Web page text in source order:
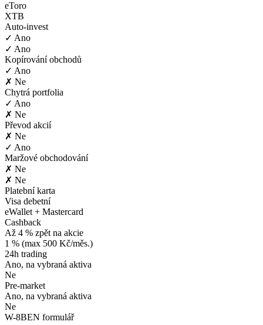
eToro
XTB
Auto-invest
✓ Ano
✓ Ano
Kopírování obchodů
✓ Ano
✗ Ne
Chytrá portfolia
✓ Ano
✗ Ne
Převod akcií
✗ Ne
✓ Ano
Maržové obchodování
✗ Ne
✗ Ne
Platební karta
Visa debetní
eWallet + Mastercard
Cashback
Až 4 % zpět na akcie
1 % (max 500 Kč/měs.)
24h trading
Ano, na vybraná aktiva
Ne
Pre-market
Ano, na vybraná aktiva
Ne
W-8BEN formulář